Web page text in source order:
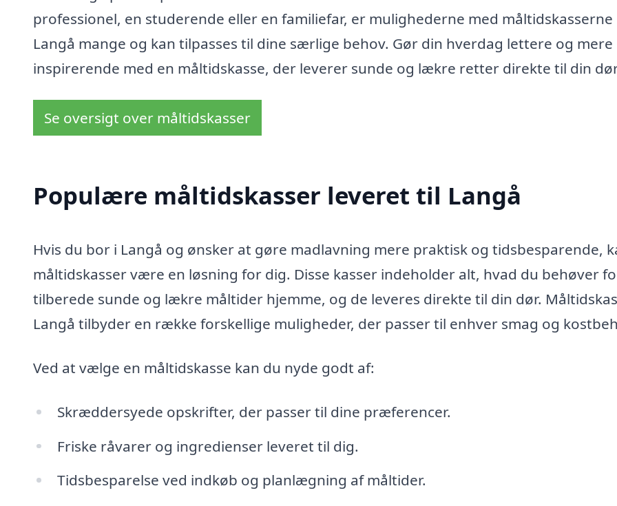
professionel, en studerende eller en familiefar, er mulighederne med måltidskasserne
Langå mange og kan tilpasses til dine særlige behov. Gør din hverdag lettere og mere
inspirerende med en måltidskasse, der leverer sunde og lækre retter direkte til din
Se oversigt over måltidskasser
Populære måltidskasser leveret til Langå
Hvis du bor i Langå og ønsker at gøre madlavning mere praktisk og tidsbesparende,
måltidskasser være en løsning for dig. Disse kasser indeholder alt, hvad du behøver
tilberede sunde og lækre måltider hjemme, og de leveres direkte til din dør.
Langå tilbyder en række forskellige muligheder, der passer til enhver smag og
Ved at vælge en måltidskasse kan du nyde godt af:
Skræddersyede opskrifter, der passer til dine præferencer.
Friske råvarer og ingredienser leveret til dig.
Tidsbesparelse ved indkøb og planlægning af måltider.